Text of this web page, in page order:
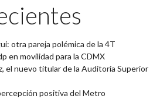
otra pareja polémica de la 4T
en movilidad para la CDMX
el nuevo titular de la Auditoría Superior
positiva del Metro